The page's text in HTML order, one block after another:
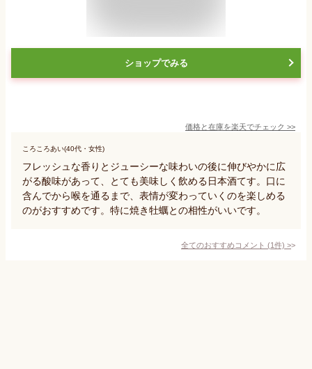
ショップでみる
価格と在庫を楽天でチェック >>
ころころあい(40代・女性)
フレッシュな香りとジューシーな味わいの後に伸びやかに広
がる酸味があって、とても美味しく飲める日本酒てす。口に
含んでから喉を通るまで、表情が変わっていくのを楽しめる
のがおすすめです。特に焼き牡蠣との相性がいいです。
全てのおすすめコメント (1件) >